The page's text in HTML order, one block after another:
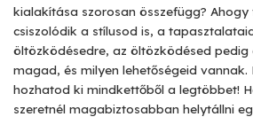
kialakítása szorosan összefügg? Ahogy
csiszolódik a stílusod is, a
öltözködésedre, az öltözködésed pedig
magad, és milyen lehetőségeid
hozhatod ki mindkettőből a legtöbbet!
szeretnél magabiztosabban helytállni